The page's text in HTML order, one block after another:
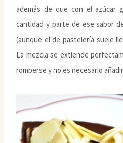
además de que con el azúcar
cantidad y parte de ese sabor
(aunque el de pastelería suele
La mezcla se extiende
romperse y no es necesario